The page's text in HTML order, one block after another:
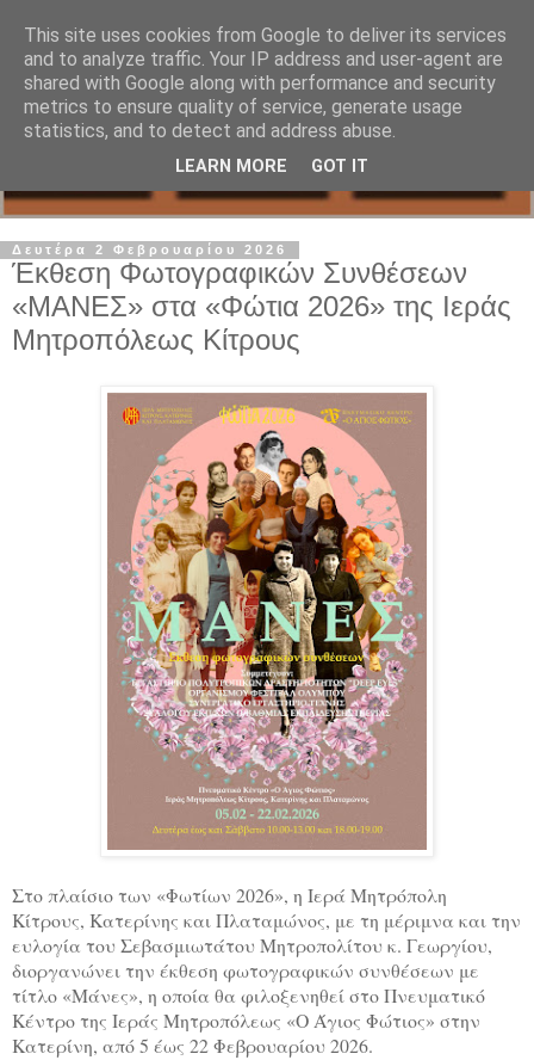
Δευτέρα 2 Φεβρουαρίου 2026
Έκθεση Φωτογραφικών Συνθέσεων
«ΜΑΝΕΣ» στα «Φώτια 2026» της Ιεράς
Μητροπόλεως Κίτρους
Στο πλαίσιο των «Φωτίων 2026», η Ιερά Μητρόπολη
Κίτρους, Κατερίνης και Πλαταμώνος, με τη μέριμνα και την
ευλογία του Σεβασμιωτάτου Μητροπολίτου κ. Γεωργίου,
διοργανώνει την έκθεση φωτογραφικών συνθέσεων με
τίτλο «Μάνες», η οποία θα φιλοξενηθεί στο Πνευματικό
Κέντρο της Ιεράς Μητροπόλεως «Ο Άγιος Φώτιος» στην
Κατερίνη, από 5 έως 22 Φεβρουαρίου 2026.
This site uses cookies from Google to deliver its services
and to analyze traffic. Your IP address and user-agent are
shared with Google along with performance and security
metrics to ensure quality of service, generate usage
statistics, and to detect and address abuse.
LEARN MORE GOT IT